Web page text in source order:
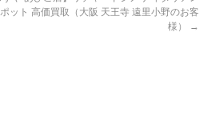
ット 高価買取（大阪 天王寺 遠里小野のお客
様）
→